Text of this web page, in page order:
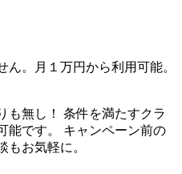
。月１万円から利用可能。
も無し！ 条件を満たすクラ
能です。 キャンペーン前の
もお気軽に。